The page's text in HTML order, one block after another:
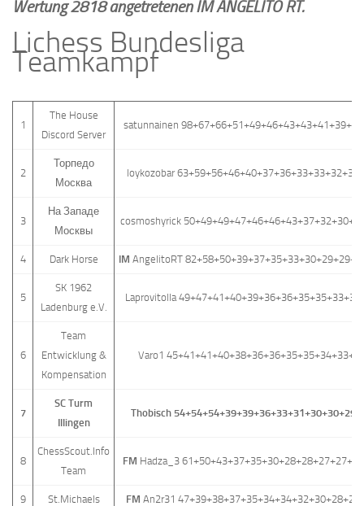
Wertung 2818 angetretenen IM ANGELITO RT.
Lichess Bundesliga
Teamkampf
1
The House
Discord Server
satunnainen
2
Торпедо
Москва
loykozobar
3
На Западе
Москвы
cosmoshyrick
4 Dark Horse IM AngelitoRT
5
SK 1962
Ladenburg e.V.
Laprovitolla
6
Team
Entwicklung &
Kompensation
Varo1
7
SC Turm
Illingen
Thobisch
8
ChessScout.Info
Team
FM Hadza_3
9 St.Michaels FM An2r31